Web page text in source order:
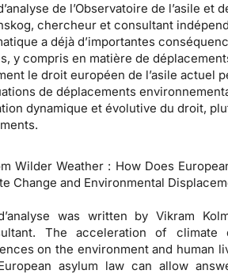
de l’Observatoire de l’asile et
, chercheur et consultant
a déjà d’importantes
y compris en matière de
le droit européen de l’asile actuel
de déplacements
dynamique et évolutive du droit,
Wilder Weather : How Does
Change and Environmental
was written by Vikram
The acceleration of climate
on the environment and human
asylum law can allow